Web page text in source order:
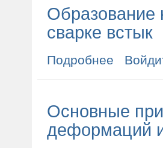
Образование
сварке встык
Подробнее о
Основные
деформаций